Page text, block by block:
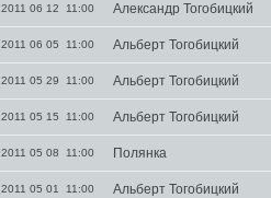
2011 06 12 11:00 Александр Тогобицкий
2011 06 05 11:00 Альберт Тогобицкий
2011 05 29 11:00 Альберт Тогобицкий
2011 05 15 11:00 Альберт Тогобицкий
2011 05 08 11:00 Полянка
2011 05 01 11:00 Альберт Тогобицкий